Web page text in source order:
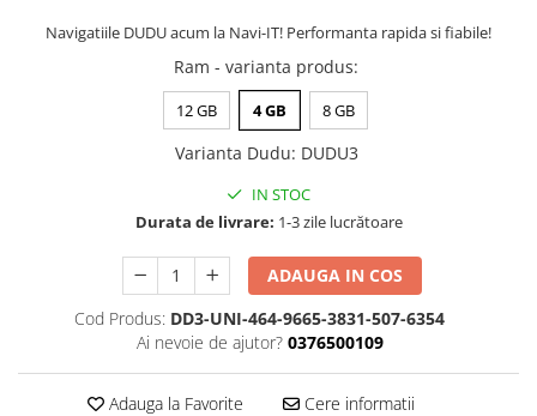
Navigatiile DUDU acum la Navi-IT! Performanta rapida si fiabile!
Ram - varianta produs:
12 GB 4 GB 8 GB
Varianta Dudu: DUDU3
IN STOC
Durata de livrare: 1-3 zile lucrătoare
ADAUGA IN COS
Cod Produs: DD3-UNI-464-9665-3831-507-6354
Ai nevoie de ajutor? 0376500109
Adauga la Favorite Cere informatii